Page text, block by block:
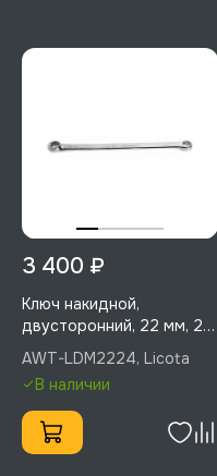
3 400 ₽
Ключ накидной,
двусторонний, 22 мм, 24
мм, Licota, AWT-
LDM2224
AWT-LDM2224, Licota
В наличии